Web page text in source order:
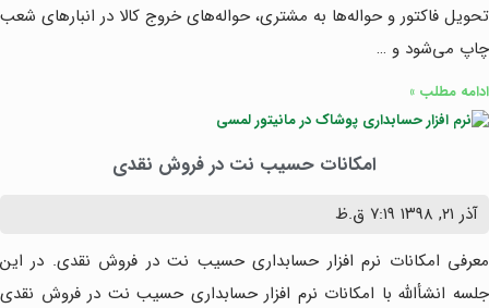
تحویل فاکتور و حواله‌ها به مشتری، حواله‌های خروج کالا در انبارهای شعب
چاپ می‌شود و …
ادامه مطلب »
امکانات حسیب نت در فروش نقدی
آذر ۲۱, ۱۳۹۸
۷:۱۹ ق.ظ
معرفی امکانات نرم افزار حسابداری حسیب نت در فروش نقدی. در این
جلسه انشأالله با امکانات نرم افزار حسابداری حسیب نت در فروش نقدی